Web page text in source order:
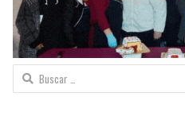
Buscar: